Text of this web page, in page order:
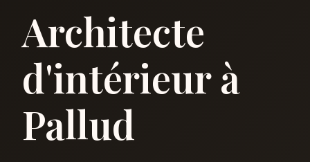
Architecte
d'intérieur à
Pallud